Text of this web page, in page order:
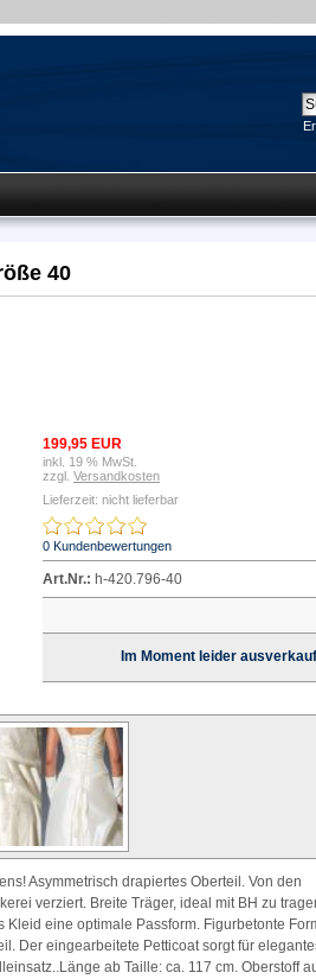
40
199,95 EUR
inkl. 19 % MwSt.
zzgl. Versandkosten
Lieferzeit: nicht lieferbar
0 Kundenbewertungen
Art.Nr.: h-420.796-40
Im Moment leider
Asymmetrisch drapiertes Oberteil. Von den
verziert. Breite Träger, ideal mit BH zu
eine optimale Passform. Figurbetonte
Der eingearbeitete Petticoat sorgt für
ab Taille: ca. 117 cm. Oberstoff